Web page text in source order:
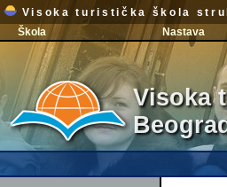
Visoka turistička škola
Škola
Nastava
Visoka